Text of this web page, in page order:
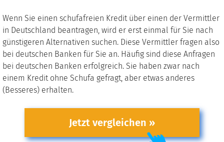
Wenn Sie einen schufafreien Kredit über einen der Vermittler
in Deutschland beantragen, wird er erst einmal für Sie nach
günstigeren Alternativen suchen. Diese Vermittler fragen also
bei deutschen Banken für Sie an. Häufig sind diese Anfragen
bei deutschen Banken erfolgreich. Sie haben zwar nach
einem Kredit ohne Schufa gefragt, aber etwas anderes
(Besseres) erhalten.
Jetzt vergleichen »